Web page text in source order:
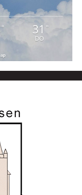
° 31 °
DO